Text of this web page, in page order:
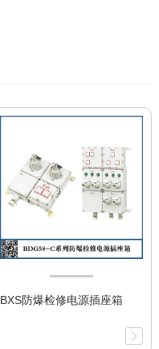
BXS防爆检修电源插座箱